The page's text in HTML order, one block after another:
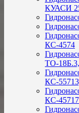
КУАСИ
КС-4574
ТО-
КС-
КС-